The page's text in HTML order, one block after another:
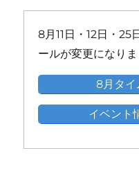
ト)
ト)
8月11日・12日・25
ールが変更になりま
8月タイ
イベント